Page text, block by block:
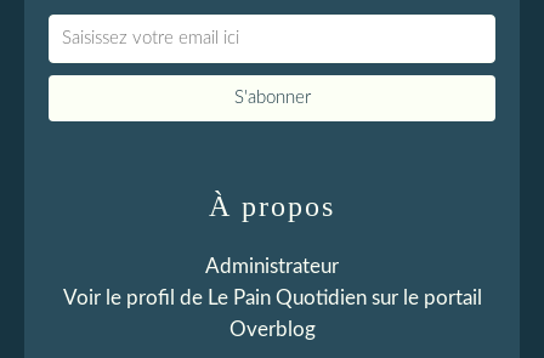
À propos
Administrateur
Voir le profil de Le Pain Quotidiensur le portail
Overblog